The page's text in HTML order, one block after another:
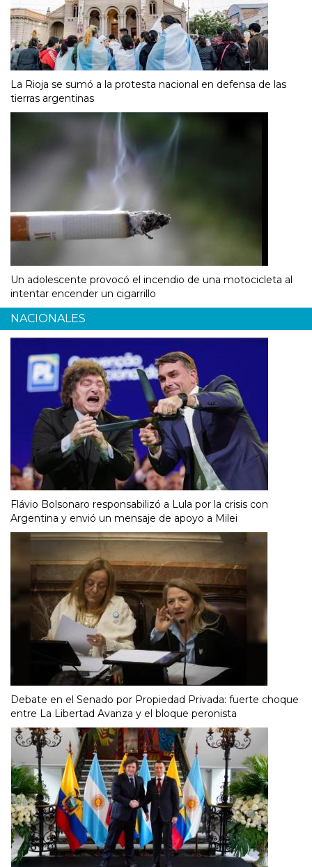
La Rioja se sumó a la protesta nacional en defensa de las
tierras argentinas
Un adolescente provocó el incendio de una motocicleta al
intentar encender un cigarrillo
NACIONALES
Flávio Bolsonaro responsabilizó a Lula por la crisis con
Argentina y envió un mensaje de apoyo a Milei
Debate en el Senado por Propiedad Privada: fuerte choque
entre La Libertad Avanza y el bloque peronista